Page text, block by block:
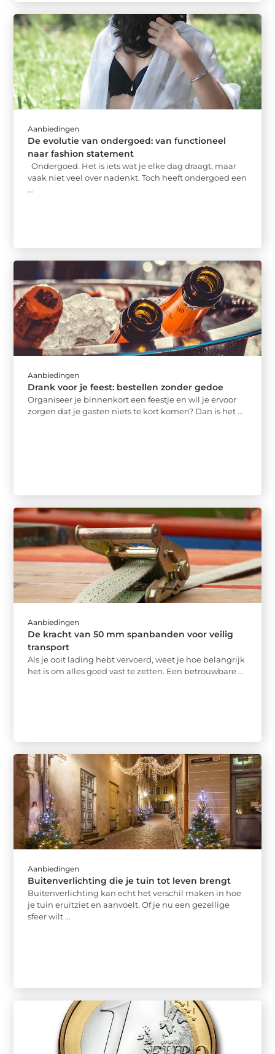
Aanbiedingen
De evolutie van ondergoed: van functioneel
naar fashion statement
Ondergoed. Het is iets wat je elke dag draagt, maar
vaak niet veel over nadenkt. Toch heeft ondergoed een
...
Aanbiedingen
Drank voor je feest: bestellen zonder gedoe
Organiseer je binnenkort een feestje en wil je ervoor
zorgen dat je gasten niets te kort komen? Dan is het ...
Aanbiedingen
De kracht van 50 mm spanbanden voor veilig
transport
Als je ooit lading hebt vervoerd, weet je hoe belangrijk
het is om alles goed vast te zetten. Een betrouwbare ...
Aanbiedingen
Buitenverlichting die je tuin tot leven brengt
Buitenverlichting kan echt het verschil maken in hoe
je tuin eruitziet en aanvoelt. Of je nu een gezellige
sfeer wilt ...